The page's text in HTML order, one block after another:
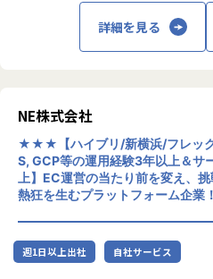
ネットショップで商品を販売して
を扱っています。
賞味期限がある商品。サイズやカ
商品の一元管理を行う機能を改善
能拡張を行っています。
3．NEXT ENGINE AIの拡張
「NEXT ENGINE AI」は、EC事
トを目指します。
詳細を見る
NE株式会社
★★★【ハイブリ/新横浜/フレッ
S, GCP等の運用経験3年以上＆サ
上】EC運営の当たり前を変え、
熱狂を生むプラットフォーム企業！
週1日以上出社 自社サービス